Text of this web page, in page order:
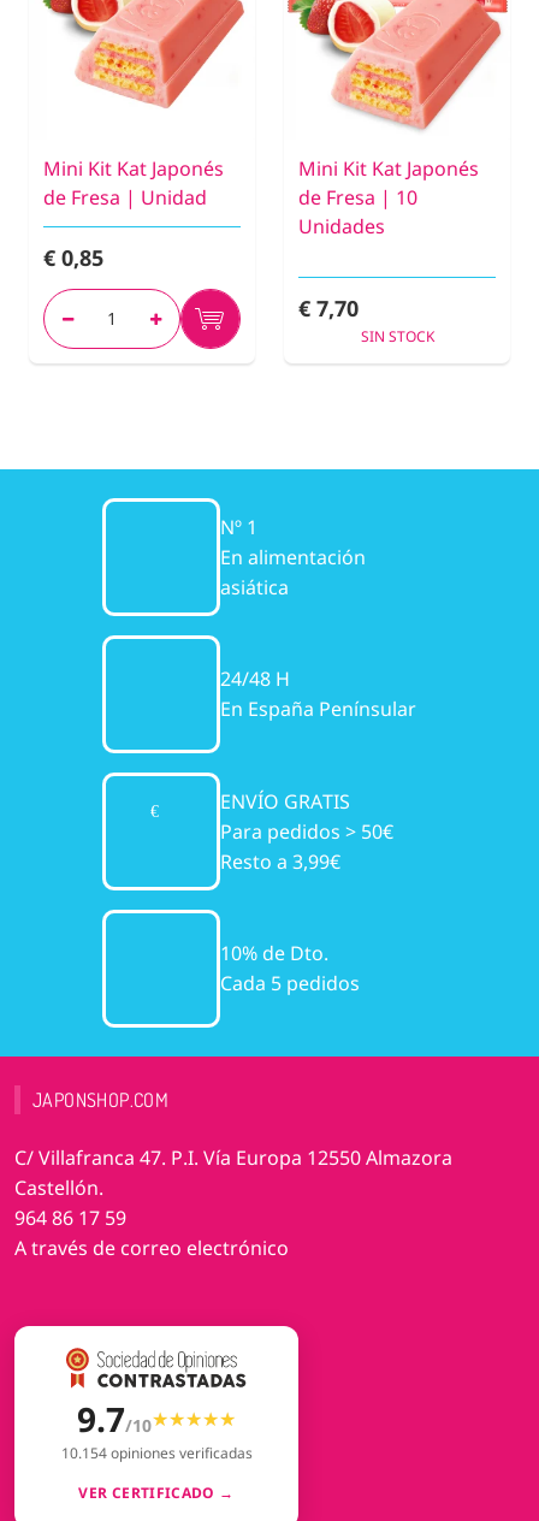
Mini Kit Kat Japonés
de Fresa | Unidad
€ 0,85
Mini Kit Kat Japonés
de Fresa | 10
Unidades
€ 7,70
SIN STOCK
Nº 1
En alimentación
asiática
24/48 H
En España Penínsular
ENVÍO GRATIS
Para pedidos > 50€
Resto a 3,99€
10% de Dto.
Cada 5 pedidos
JAPONSHOP.COM
C/ Villafranca 47. P.I. Vía Europa 12550 Almazora
Castellón.
964 86 17 59
A través de correo electrónico
9.7/10★★★★★
★★★★★
10.154 opiniones verificadas
VER CERTIFICADO →